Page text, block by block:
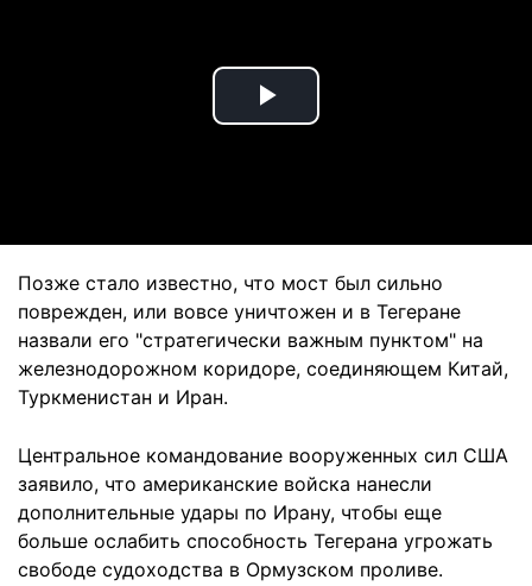
Play
Позже стало известно, что мост был сильно
поврежден, или вовсе уничтожен и в Тегеране
назвали его "стратегически важным пунктом" на
железнодорожном коридоре, соединяющем Китай,
Туркменистан и Иран.
Центральное командование вооруженных сил США
заявило, что американские войска нанесли
дополнительные удары по Ирану, чтобы еще
больше ослабить способность Тегерана угрожать
свободе судоходства в Ормузском проливе.